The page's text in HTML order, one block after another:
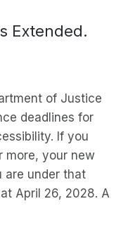
Extended.
of Justice
deadlines for
If you
more, your new
are under that
April 26, 2028. A